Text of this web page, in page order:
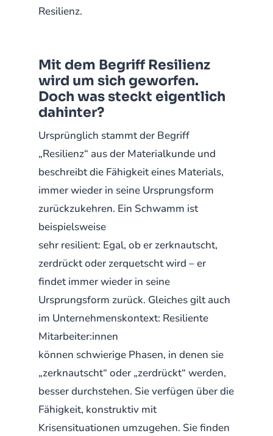
Resilienz.
Mit dem Begriff Resilienz
wird um sich geworfen.
Doch was steckt eigentlich
dahinter?
Ursprünglich stammt der Begriff
„Resilienz“ aus der Materialkunde und
beschreibt die Fähigkeit eines Materials,
immer wieder in seine Ursprungsform
zurückzukehren. Ein Schwamm ist
beispielsweise
sehr resilient: Egal, ob er zerknautscht,
zerdrückt oder zerquetscht wird – er
findet immer wieder in seine
Ursprungsform zurück. Gleiches gilt auch
im Unternehmenskontext: Resiliente
Mitarbeiter:innen
können schwierige Phasen, in denen sie
„zerknautscht“ oder „zerdrückt“ werden,
besser durchstehen. Sie verfügen über die
Fähigkeit, konstruktiv mit
Krisensituationen umzugehen. Sie finden